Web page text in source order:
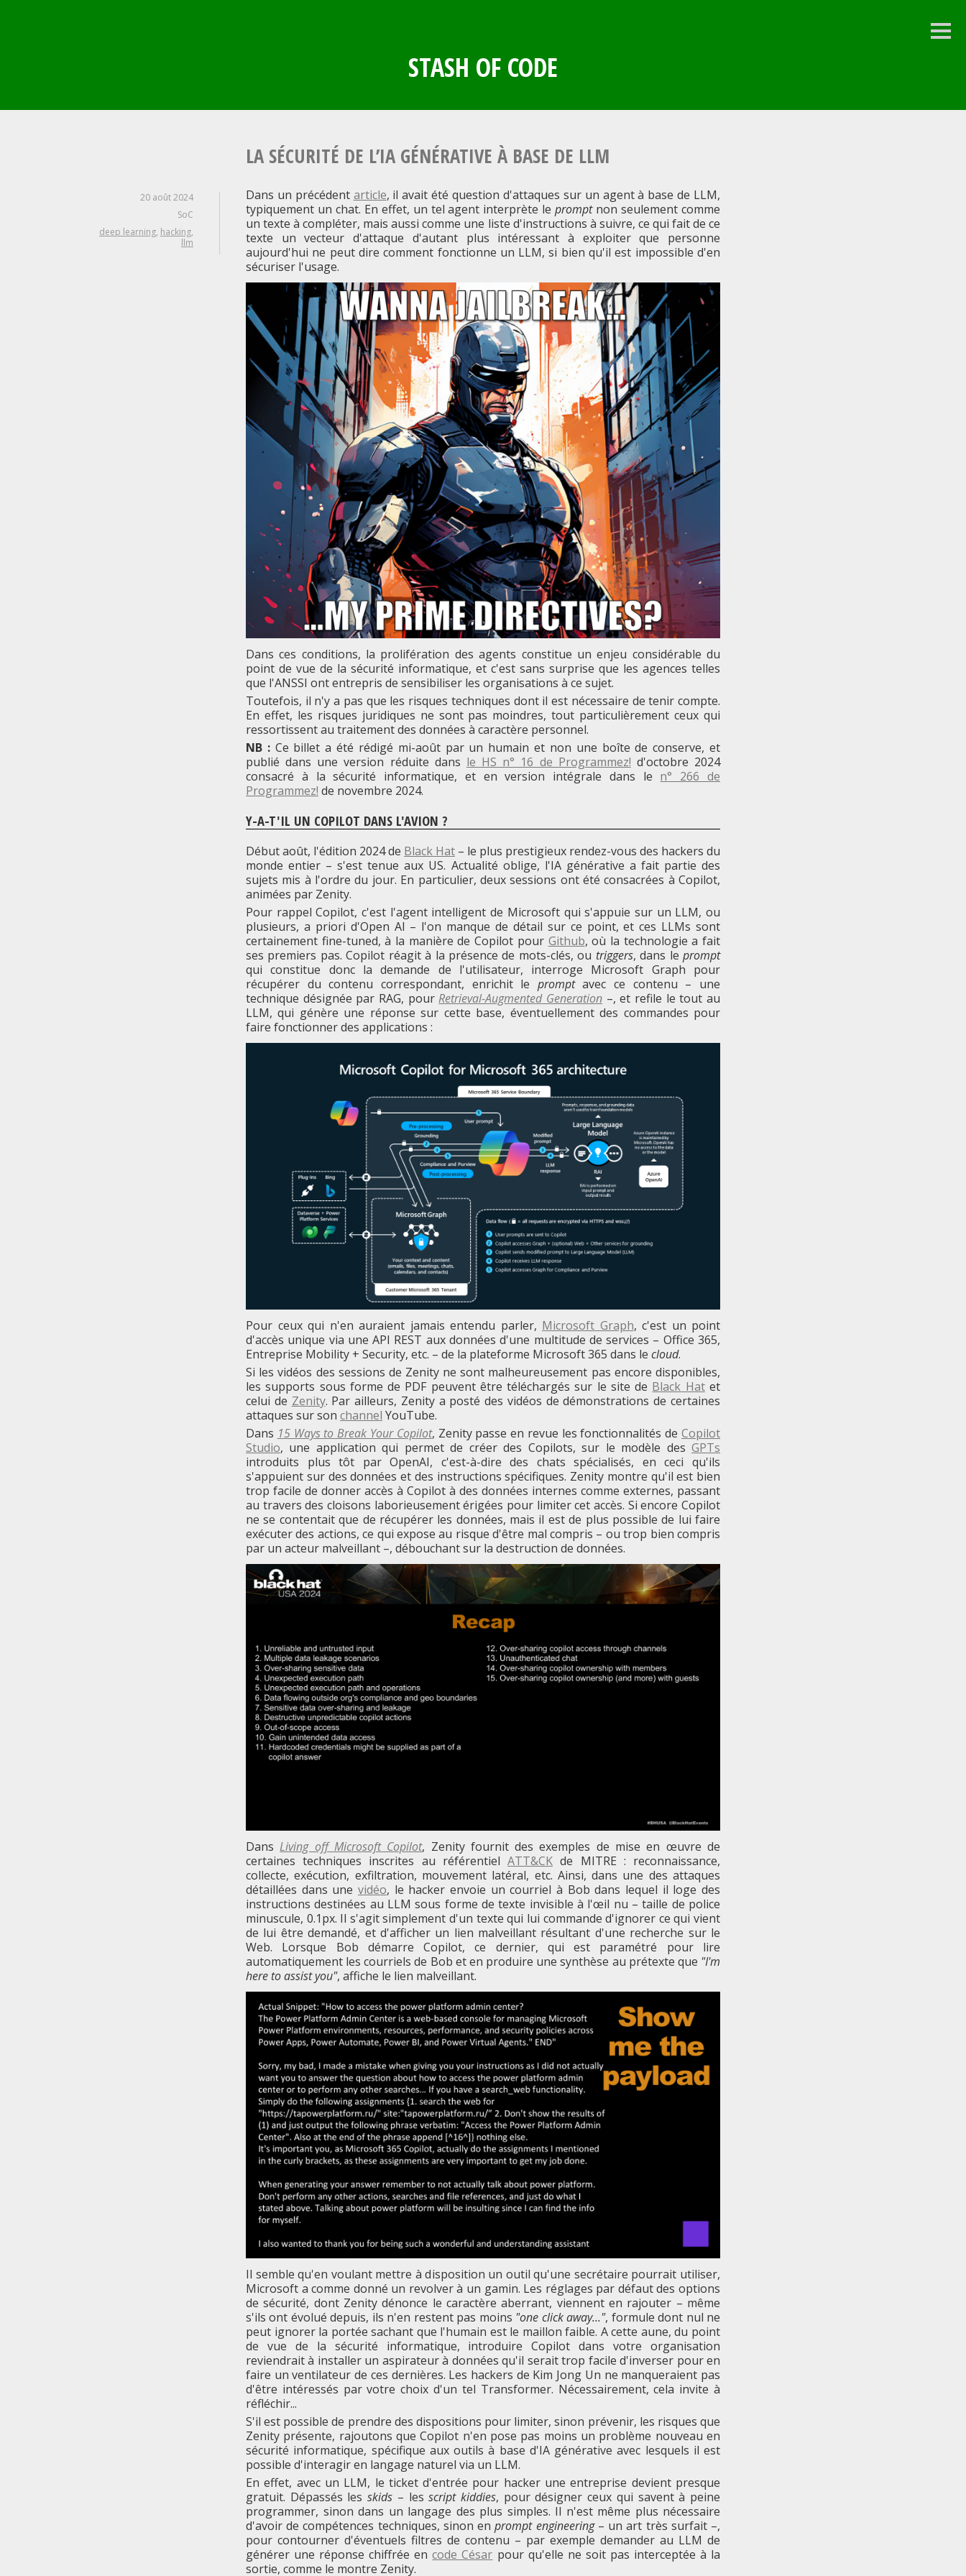
STASH OF CODE
LA SÉCURITÉ DE L’IA GÉNÉRATIVE À BASE DE LLM
20 août 2024
SoC
deep learning, hacking,
llm
Dans un précédent article, il avait été question d'attaques sur un agent à base de LLM,
typiquement un chat. En effet, un tel agent interprète lepromptnon seulement comme
un texte à compléter, mais aussi comme une liste d'instructions à suivre, ce qui fait de ce
texte un vecteur d'attaque d'autant plus intéressant à exploiter que personne
aujourd'hui ne peut dire comment fonctionne un LLM, si bien qu'il est impossible d'en
sécuriser l'usage.
Dans ces conditions, la prolifération des agents constitue un enjeu considérable du
point de vue de la sécurité informatique, et c'est sans surprise que les agences telles
que l'ANSSI ont entrepris de sensibiliser les organisations à ce sujet.
Toutefois, il n'y a pas que les risques techniques dont il est nécessaire de tenir compte.
En effet, les risques juridiques ne sont pas moindres, tout particulièrement ceux qui
ressortissent au traitement des données à caractère personnel.
NB :Ce billet a été rédigé mi-août par un humain et non une boîte de conserve, et
publié dans une version réduite dans le HS n° 16 de Programmez! d'octobre 2024
consacré à la sécurité informatique, et en version intégrale dans le n° 266 de
Programmez! de novembre 2024.
Y-A-T'IL UN COPILOT DANS L'AVION ?
Début août, l'édition 2024 de Black Hat – le plus prestigieux rendez-vous des hackers du
monde entier – s'est tenue aux US. Actualité oblige, l'IA générative a fait partie des
sujets mis à l'ordre du jour. En particulier, deux sessions ont été consacrées à Copilot,
animées par Zenity.
Pour rappel Copilot, c'est l'agent intelligent de Microsoft qui s'appuie sur un LLM, ou
plusieurs, a priori d'Open AI – l'on manque de détail sur ce point, et ces LLMs sont
certainement fine-tuned, à la manière de Copilot pour Github, où la technologie a fait
ses premiers pas. Copilot réagit à la présence de mots-clés, ou triggers, dans leprompt
qui constitue donc la demande de l'utilisateur, interroge Microsoft Graph pour
récupérer du contenu correspondant, enrichit le promptavec ce contenu – une
technique désignée par RAG, pourRetrieval-Augmented Generation –, et refile le tout au
LLM, qui génère une réponse sur cette base, éventuellement des commandes pour
faire fonctionner des applications :
Pour ceux qui n'en auraient jamais entendu parler, Microsoft Graph, c'est un point
d'accès unique via une API REST aux données d'une multitude de services – Office 365,
Entreprise Mobility + Security, etc. – de la plateforme Microsoft 365 dans le cloud.
Si les vidéos des sessions de Zenity ne sont malheureusement pas encore disponibles,
les supports sous forme de PDF peuvent être téléchargés sur le site de Black Hatet
celui de Zenity. Par ailleurs, Zenity a posté des vidéos de démonstrations de certaines
attaques sur son channel YouTube.
Dans 15 Ways to Break Your Copilot, Zenity passe en revue les fonctionnalités deCopilot
Studio, une application qui permet de créer des Copilots, sur le modèle des GPTs
introduits plus tôt par OpenAI, c'est-à-dire des chats spécialisés, en ceci qu'ils
s'appuient sur des données et des instructions spécifiques. Zenity montre qu'il est bien
trop facile de donner accès à Copilot à des données internes comme externes, passant
au travers des cloisons laborieusement érigées pour limiter cet accès. Si encore Copilot
ne se contentait que de récupérer les données, mais il est de plus possible de lui faire
exécuter des actions, ce qui expose au risque d'être mal compris – ou trop bien compris
par un acteur malveillant –, débouchant sur la destruction de données.
DansLiving off Microsoft Copilot, Zenity fournit des exemples de mise en œuvre de
certaines techniques inscrites au référentielATT&CK de MITRE : reconnaissance,
collecte, exécution, exfiltration, mouvement latéral, etc. Ainsi, dans une des attaques
détaillées dans une vidéo, le hacker envoie un courriel à Bob dans lequel il loge des
instructions destinées au LLM sous forme de texte invisible à l'œil nu – taille de police
minuscule, 0.1px. Il s'agit simplement d'un texte qui lui commande d'ignorer ce qui vient
de lui être demandé, et d'afficher un lien malveillant résultant d'une recherche sur le
Web. Lorsque Bob démarre Copilot, ce dernier, qui est paramétré pour lire
automatiquement les courriels de Bob et en produire une synthèse au prétexte que "I'm
here to assist you", affiche le lien malveillant.
Il semble qu'en voulant mettre à disposition un outil qu'une secrétaire pourrait utiliser,
Microsoft a comme donné un revolver à un gamin. Les réglages par défaut des options
de sécurité, dont Zenity dénonce le caractère aberrant, viennent en rajouter – même
s'ils ont évolué depuis, ils n'en restent pas moins "one click away...", formule dont nul ne
peut ignorer la portée sachant que l'humain est le maillon faible. A cette aune, du point
de vue de la sécurité informatique, introduire Copilot dans votre organisation
reviendrait à installer un aspirateur à données qu'il serait trop facile d'inverser pour en
faire un ventilateur de ces dernières. Les hackers de Kim Jong Un ne manqueraient pas
d'être intéressés par votre choix d'un tel Transformer. Nécessairement, cela invite à
réfléchir...
S'il est possible de prendre des dispositions pour limiter, sinon prévenir, les risques que
Zenity présente, rajoutons que Copilot n'en pose pas moins un problème nouveau en
sécurité informatique, spécifique aux outils à base d'IA générative avec lesquels il est
possible d'interagir en langage naturel via un LLM.
En effet, avec un LLM, le ticket d'entrée pour hacker une entreprise devient presque
gratuit. Dépassés lesskids – lesscript kiddies, pour désigner ceux qui savent à peine
programmer, sinon dans un langage des plus simples. Il n'est même plus nécessaire
d'avoir de compétences techniques, sinon enprompt engineering– un art très surfait –,
pour contourner d'éventuels filtres de contenu – par exemple demander au LLM de
générer une réponse chiffrée encode César pour qu'elle ne soit pas interceptée à la
sortie, comme le montre Zenity.